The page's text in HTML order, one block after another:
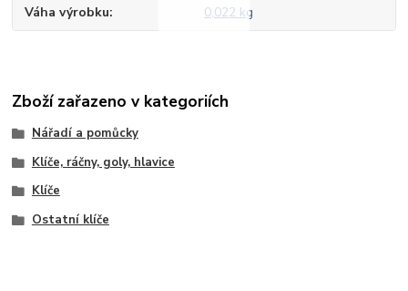
Váha výrobku 0,022 kg
Zboží zařazeno v kategoriích
Nářadí a pomůcky
Klíče, ráčny, goly, hlavice
Klíče
Ostatní klíče